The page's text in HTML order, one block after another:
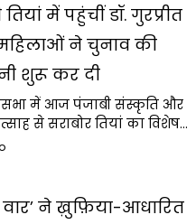
में पहुंचीं डॉ. गुरप्रीत
ने चुनाव की
शुरू कर दी
में आज पंजाबी संस्कृति और
से सराबोर तियां का विशेष…
वार’ ने ख़ुफ़िया-आधारित